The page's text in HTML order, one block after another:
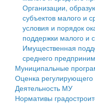
Оценка
Деятельность МУ
Нормативы
Правила
Генеральные планы
Организации,
субъектов малого и
условия и порядок
поддержки малого и
Имущественная
среднего
Муниципальные
Оценка регулирующего
Деятельность МУ
Нормативы